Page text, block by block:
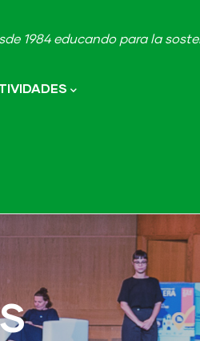
1984 educando para la